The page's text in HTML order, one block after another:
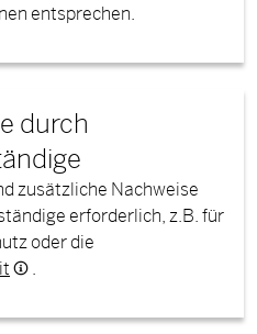
entsprechen.
durch
zusätzliche Nachweise
erforderlich, z.B. für
oder die
.